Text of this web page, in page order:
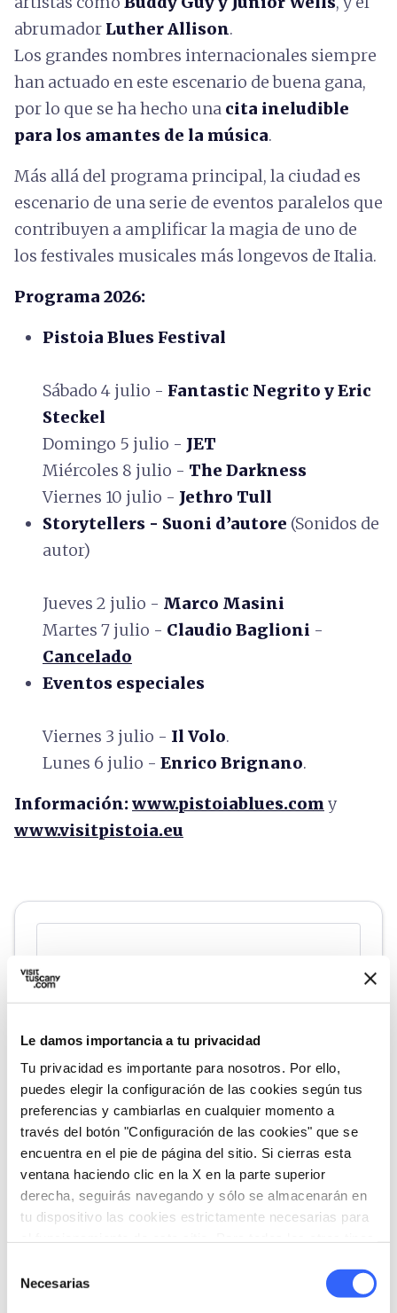
Le damos importancia a tu privacidad
Tu privacidad es importante para nosotros. Por ello,
puedes elegir la configuración de las cookies según tus
preferencias y cambiarlas en cualquier momento a
través del botón "Configuración de las cookies" que se
encuentra en el pie de página del sitio. Si cierras esta
ventana haciendo clic en la X en la parte superior
derecha, seguirás navegando y sólo se almacenarán en
tu dispositivo las cookies estrictamente necesarias para
Necesarias
abrumador Luther Allison.
Los grandes nombres internacionales siempre
han actuado en este escenario de buena gana,
por lo que se ha hecho una cita ineludible
para los amantes de la música.
Más allá del programa principal, la ciudad es
escenario de una serie de eventos paralelos que
contribuyen a amplificar la magia de uno de
los festivales musicales más longevos de Italia.
Programa 2026:
Pistoia Blues Festival
Sábado 4 julio - Fantastic Negrito y Eric
Steckel
Domingo 5 julio - JET
Miércoles 8 julio - The Darkness
Viernes 10 julio - Jethro Tull
Storytellers - Suoni d’autore (Sonidos de
autor)
Jueves 2 julio - Marco Masini
Martes 7 julio - Claudio Baglioni -
Cancelado
Eventos especiales
Viernes 3 julio - Il Volo.
Lunes 6 julio - Enrico Brignano.
Información:www.pistoiablues.com y
www.visitpistoia.eu
directions Indicaciones
Informaciones
home Dónde
Piazza del Duomo, 7, 51100 Pistoia PT,